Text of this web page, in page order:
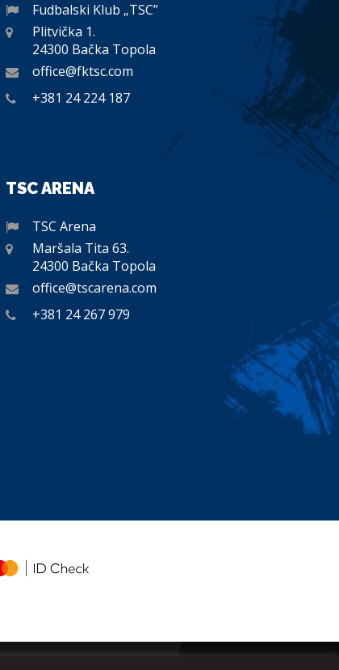
Fudbalski Klub „TSC”
Plitvička 1.
24300 Bačka Topola
office@fktsc.com
+381 24 224 187
TSC ARENA
TSC Arena
Maršala Tita 63.
24300 Bačka Topola
office@tscarena.com
+381 24 267 979